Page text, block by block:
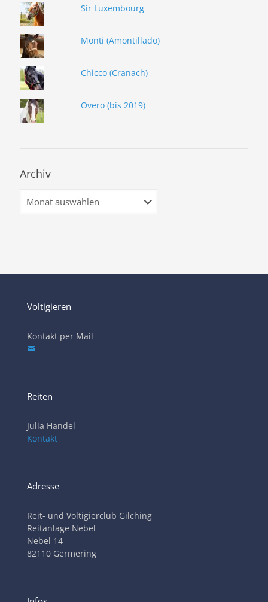
Sir Luxembourg
Monti (Amontillado)
Chicco (Cranach)
Overo (bis 2019)
Archiv
Voltigieren
Kontakt per Mail
Reiten
Julia Handel
Kontakt
Adresse
Reit- und Voltigierclub Gilching
Reitanlage Nebel
Nebel 14
82110 Germering